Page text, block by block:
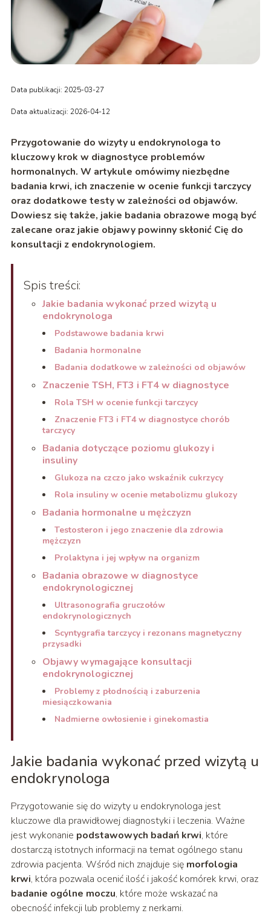
Data publikacji: 2025-03-27
Data aktualizacji: 2026-04-12
Przygotowanie do wizyty u endokrynologa to
kluczowy krok w diagnostyce problemów
hormonalnych. W artykule omówimy niezbędne
badania krwi, ich znaczenie w ocenie funkcji tarczycy
oraz dodatkowe testy w zależności od objawów.
Dowiesz się także, jakie badania obrazowe mogą być
zalecane oraz jakie objawy powinny skłonić Cię do
konsultacji z endokrynologiem.
Spis treści:
Jakie badania wykonać przed wizytą u
endokrynologa
Podstawowe badania krwi
Badania hormonalne
Badania dodatkowe w zależności od objawów
Znaczenie TSH, FT3 i FT4 w diagnostyce
Rola TSH w ocenie funkcji tarczycy
Znaczenie FT3 i FT4 w diagnostyce chorób
tarczycy
Badania dotyczące poziomu glukozy i
insuliny
Glukoza na czczo jako wskaźnik cukrzycy
Rola insuliny w ocenie metabolizmu glukozy
Badania hormonalne u mężczyzn
Testosteron i jego znaczenie dla zdrowia
mężczyzn
Prolaktyna i jej wpływ na organizm
Badania obrazowe w diagnostyce
endokrynologicznej
Ultrasonografia gruczołów
endokrynologicznych
Scyntygrafia tarczycy i rezonans magnetyczny
przysadki
Objawy wymagające konsultacji
endokrynologicznej
Problemy z płodnością i zaburzenia
miesiączkowania
Nadmierne owłosienie i ginekomastia
Jakie badania wykonać przed wizytą u
endokrynologa
Przygotowanie się do wizyty u endokrynologa jest
kluczowe dla prawidłowej diagnostyki i leczenia. Ważne
jest wykonanie podstawowych badań krwi, które
dostarczą istotnych informacji na temat ogólnego stanu
zdrowia pacjenta. Wśród nich znajduje się morfologia
krwi, która pozwala ocenić ilość i jakość komórek krwi, oraz
badanie ogólne moczu, które może wskazać na
obecność infekcji lub problemy z nerkami.